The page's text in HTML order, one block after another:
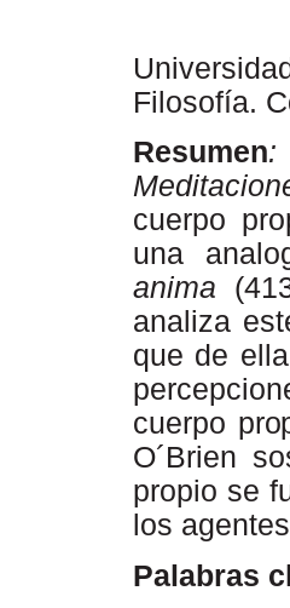
Filosofía.
Resumen:
cuerpo
una
anima
analiza
que de
cuerpo
O´Brien
propio se
los
Palabras